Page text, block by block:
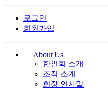
로그인
회원가입
About Us
한인회 소개
조직 소개
회장 인사말